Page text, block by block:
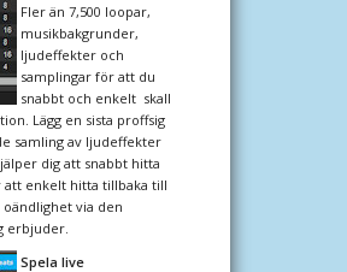
Fler än 7,500 loopar,
musikbakgrunder,
ljudeffekter och
samplingar för att du
snabbt och enkelt skall
Lägg en sista proffsig
samling av ljudeffekter
dig att snabbt hitta
enkelt hitta tillbaka till
via den
erbjuder.
Spela live